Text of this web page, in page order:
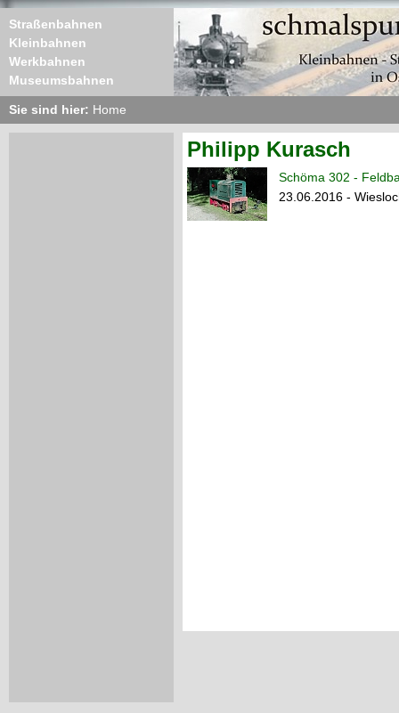
Straßenbahnen
Kleinbahnen
Werkbahnen
Museumsbahnen
Sie sind hier: Home
Philipp Kurasch
Schöma 302 -
23.06.2016 -